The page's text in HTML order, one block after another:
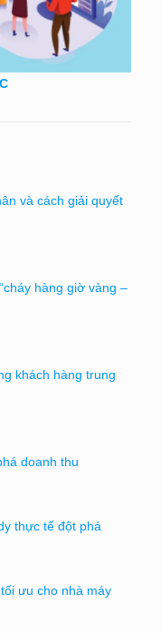
và cách giải quyết
hàng giờ vàng –
khách hàng trung
doanh thu
thực tế đột phá
ưu cho nhà máy